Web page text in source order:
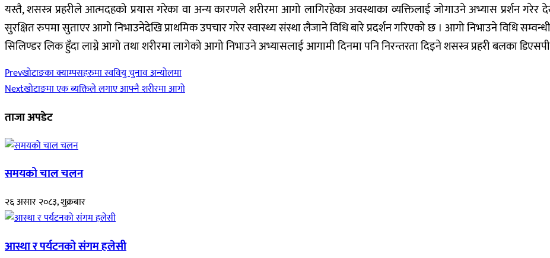
यस्तै, शसस्त्र प्रहरीले आत्मदहको प्रयास गरेका वा अन्य कारणले शरीरमा आगो लागिरहेका अवस्थाका व्यक्तिलाई जोगाउने अभ्यास प्रर्शन
सुरक्षित रुपमा सुताएर आगो निभाउनेदेखि प्राथमिक उपचार गरेर स्वास्थ्य संस्था लैजाने विधि बारे प्रदर्शन गरिएको छ । आगो निभाउने विधि
सिलिण्डर लिक हुँदा लाग्ने आगो तथा शरीरमा लागेको आगो निभाउने अभ्यासलाई आगामी दिनमा पनि निरन्तरता दिइने शसस्त्र प्रहरी बलका
Prevखोटाङका क्याम्पसहरुमा स्ववियु चुनाव अन्योलमा
Nextखोटाङमा एक ब्यक्तिले लगाए आफ्नै शरीरमा आगो
ताजा अपडेट
समयको चाल चलन
२६ असार २०८३, शुक्रबार
आस्था र पर्यटनको संगम हलेसी